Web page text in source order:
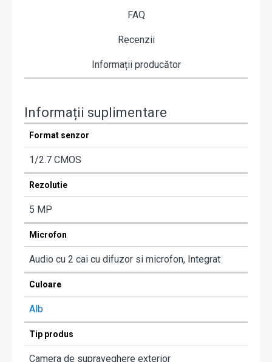
FAQ
Recenzii
Informații producător
Informații suplimentare
Format senzor
1/2.7 CMOS
Rezolutie
5 MP
Microfon
Audio cu 2 cai cu difuzor si microfon, Integrat
Culoare
Alb
Tip produs
Camera de supraveghere exterior